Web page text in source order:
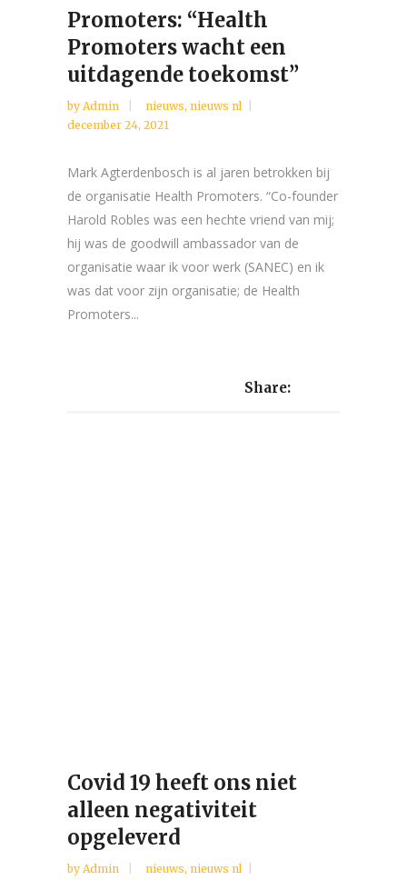
Promoters: “Health
Promoters wacht een
uitdagende toekomst”
by Admin nieuws, nieuws nl
december 24, 2021
Mark Agterdenbosch is al jaren betrokken bij
de organisatie Health Promoters. “Co-founder
Harold Robles was een hechte vriend van mij;
hij was de goodwill ambassador van de
organisatie waar ik voor werk (SANEC) en ik
was dat voor zijn organisatie; de Health
Promoters...
Share:
Covid 19 heeft ons niet
alleen negativiteit
opgeleverd
by Admin nieuws, nieuws nl